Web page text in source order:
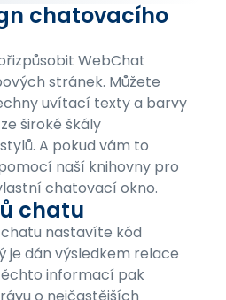
chatovacího
WebChat
stránek. Můžete
uvítací texty a barvy
široké škály
A pokud vám to
naší knihovny pro
chatovací okno.
chatu
nastavíte kód
je dán výsledkem relace
informací pak